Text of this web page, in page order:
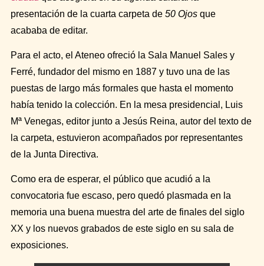
presentación de la cuarta carpeta de 50 Ojosque
acababa de editar.
Para el acto, el Ateneo ofreció la Sala Manuel Sales y
Ferré, fundador del mismo en 1887 y tuvo una de las
puestas de largo más formales que hasta el momento
había tenido la colección. En la mesa presidencial, Luis
Mª Venegas, editor junto a Jesús Reina, autor del texto de
la carpeta, estuvieron acompañados por representantes
de la Junta Directiva.
Como era de esperar, el público que acudió a la
convocatoria fue escaso, pero quedó plasmada en la
memoria una buena muestra del arte de finales del siglo
XX y los nuevos grabados de este siglo en su sala de
exposiciones.